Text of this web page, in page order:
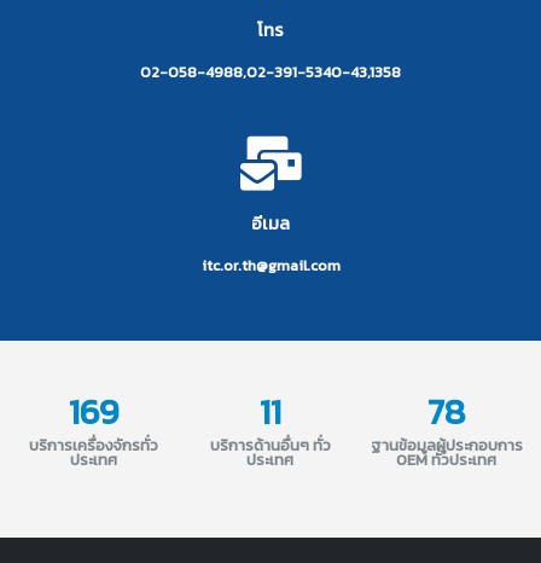
โทร
02-058-4988,02-391-5340-43,1358
อีเมล
itc.or.th@gmail.com
169
บริการเครื่องจักรทั่ว
ประเทศ
11
บริการด้านอื่นๆ ทั่ว
ประเทศ
78
ฐานข้อมูลผู้ประกอบการ
OEM ทั่วประเทศ